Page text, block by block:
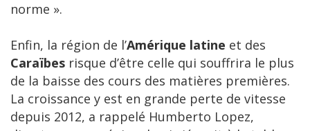
norme ».
Enfin, la région de l’Amérique latine et des
Caraïbes risque d’être celle qui souffrira le plus
de la baisse des cours des matières premières.
La croissance y est en grande perte de vitesse
depuis 2012, a rappelé Humberto Lopez,